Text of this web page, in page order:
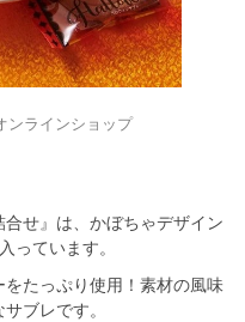
ンラインショップ
せ』は、かぼちゃデザイン
っています。
たっぷり使用！素材の風味
ブレです。